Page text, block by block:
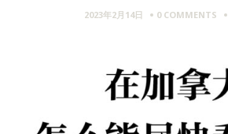
2023年2月14日 0 COMMENTS